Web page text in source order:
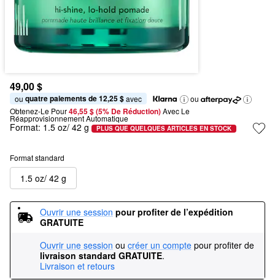
49,00 $
ou quatre paiements de 12,25 $ avec
ou
Obtenez-Le Pour46,55 $ (5% De Réduction) Avec Le
Réapprovisionnement Automatique
Format: 1.5 oz/ 42 g PLUS QUE QUELQUES ARTICLES EN STOCK
Format standard
1.5 oz/ 42 g
Ouvrir une session pour profiter de l’expédition
GRATUITE
Ouvrir une session ou créer un compte pour profiter de
livraison standard GRATUITE.
Livraison et retours